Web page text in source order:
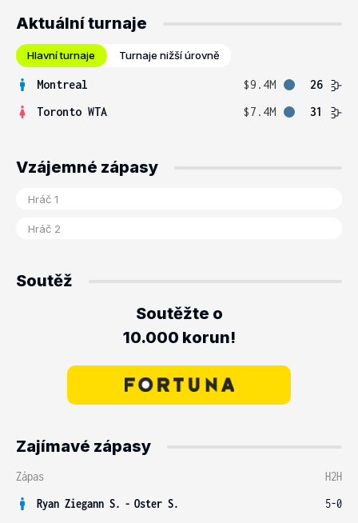
Aktuální turnaje
Hlavní turnaje Turnaje nižší úrovně
Montreal $9.4M
26
Toronto WTA
$7.4M 31
Vzájemné zápasy
Soutěž
Soutěžte o
10.000 korun!
Zajímavé zápasy
Zápas
H2H
Ryan Ziegann S. - Oster S.
5-0